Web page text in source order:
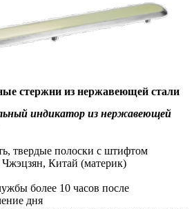
стержни из нержавеющей стали
индикатор из нержавеющей
твердые полоски с штифтом
Китай (материк)
более 10 часов после
дня